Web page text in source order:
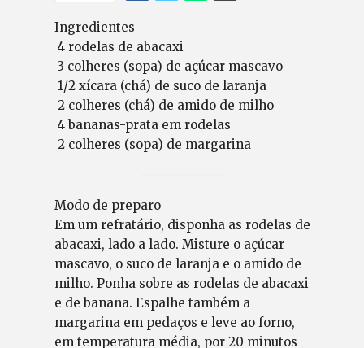
Ingredientes
4 rodelas de abacaxi
3 colheres (sopa) de açúcar mascavo
1/2 xícara (chá) de suco de laranja
2 colheres (chá) de amido de milho
4 bananas-prata em rodelas
2 colheres (sopa) de margarina
Modo de preparo
Em um refratário, disponha as rodelas de
abacaxi, lado a lado. Misture o açúcar
mascavo, o suco de laranja e o amido de
milho. Ponha sobre as rodelas de abacaxi
e de banana. Espalhe também a
margarina em pedaços e leve ao forno,
em temperatura média, por 20 minutos